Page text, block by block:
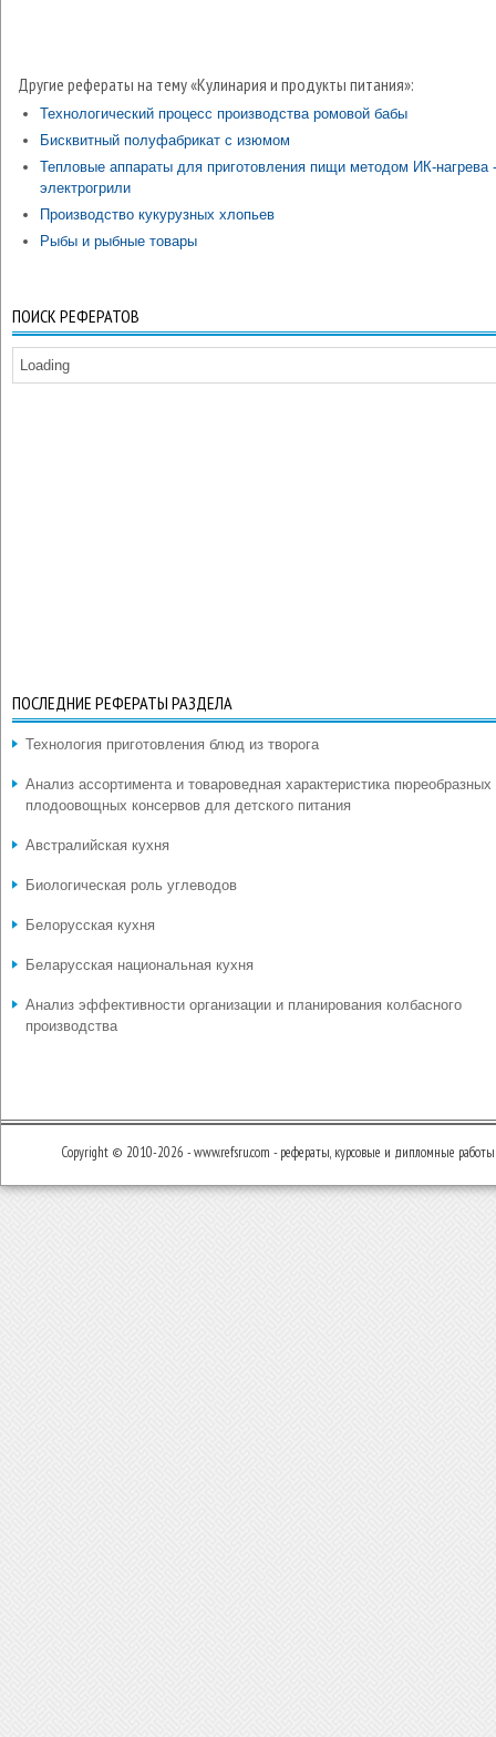
Другие рефераты на тему «Кулинария и продукты питания»:
Технологический процесс производства ромовой бабы
Бисквитный полуфабрикат с изюмом
Тепловые аппараты для приготовления пищи методом ИК-нагрева -
электрогрили
Производство кукурузных хлопьев
Рыбы и рыбные товары
ПОИСК РЕФЕРАТОВ
Loading
ПОСЛЕДНИЕ РЕФЕРАТЫ РАЗДЕЛА
Технология приготовления блюд из творога
Анализ ассортимента и товароведная характеристика пюреобразных
плодоовощных консервов для детского питания
Австралийская кухня
Биологическая роль углеводов
Белорусская кухня
Беларусская национальная кухня
Анализ эффективности организации и планирования колбасного
производства
Copyright © 2010-2026 - www.refsru.com - рефераты, курсовые и дипломные работы